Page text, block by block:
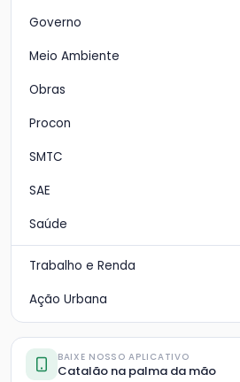
Governo
Meio Ambiente
Obras
Procon
SMTC
SAE
Saúde
Trabalho e Renda
Ação Urbana
BAIXE NOSSO APLICATIVO
Catalão na palma da mão